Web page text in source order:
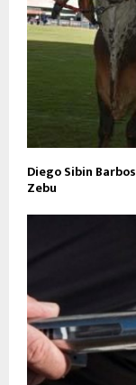
Diego Sibin
Zebu